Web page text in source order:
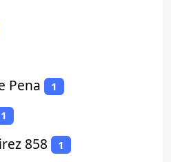
Pena 1
1
858 1